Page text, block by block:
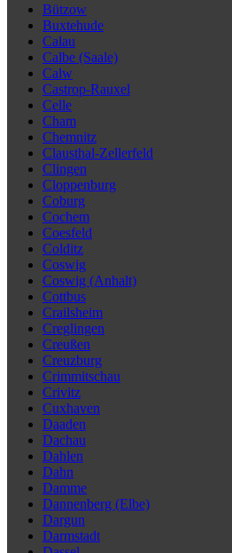
Bützow
Buxtehude
Calau
Calbe (Saale)
Calw
Castrop-Rauxel
Celle
Cham
Chemnitz
Clausthal-Zellerfeld
Clingen
Cloppenburg
Coburg
Cochem
Coesfeld
Colditz
Coswig
Coswig (Anhalt)
Cottbus
Crailsheim
Creglingen
Creußen
Creuzburg
Crimmitschau
Crivitz
Cuxhaven
Daaden
Dachau
Dahlen
Dahn
Damme
Dannenberg (Elbe)
Dargun
Darmstadt